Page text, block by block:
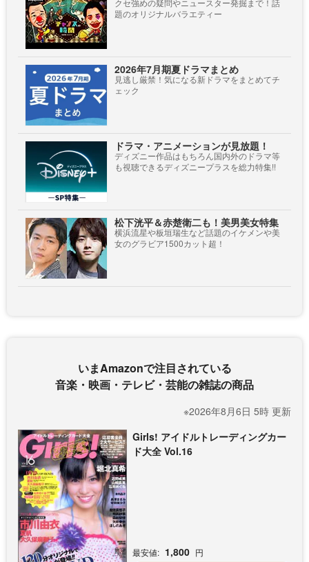
クセ強めの疑問やニュースター発掘まで！話
題のオリジナルバラエティー
2026年7月期夏ドラマまとめ
見逃し厳禁！気になる新ドラマをまとめてチ
ェック
ドラマ・アニメーションが見放題！
ディズニー作品はもちろん国内外のドラマ等
も視聴できるディズニープラスを総力特集!!
松下洸平＆赤楚衛二も！美男美女特集
横浜流星や板垣瑞生など話題のイケメンや美
女のグラビア1500カット超！
いまAmazonで注目されている
音楽・映画・テレビ・芸能の雑誌の商品
※2026年8月6日 5時 更新
Girls! アイドルトレーディングカー
ド大全 Vol.16
最安値: 1,800 円